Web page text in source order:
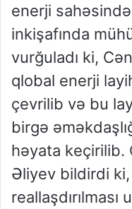
enerji sahəsində
inkişafında
vurğuladı ki,
qlobal enerji
çevrilib və bu
birgə
həyata keçirilib.
Əliyev bildirdi